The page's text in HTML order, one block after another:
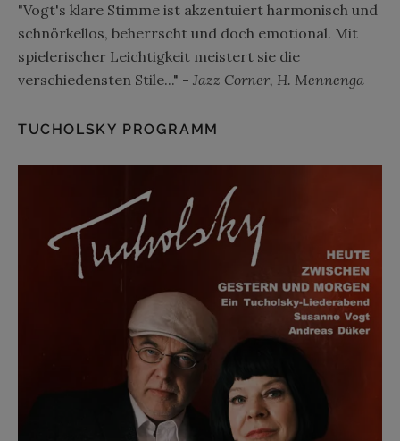
"Vogt's klare Stimme ist akzentuiert harmonisch und
schnörkellos, beherrscht und doch emotional. Mit
spielerischer Leichtigkeit meistert sie die
verschiedensten Stile..." - Jazz Corner, H. Mennenga
TUCHOLSKY PROGRAMM